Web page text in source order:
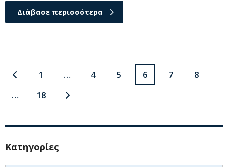
Διάβασε περισσότερα
1 4 5 6 7
8
18
Kατηγορίες